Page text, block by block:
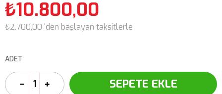
₺10.800,00
₺2.700,00 'den başlayan taksitlerle
ADET